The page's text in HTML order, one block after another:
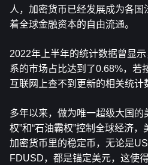
人，加密货币已经发展成为各
着全球金融资本的自由流通。
2022年上半年的统计数据曾显
系的市场占比达到了0.68%，若
互联网上查不到更新的相关统计
多年以来，做为唯一超级大国的
权”和“石油霸权”控制全球经济，
加密货币里的稳定币，无论是
FDUSD，都是锚定美元，这使